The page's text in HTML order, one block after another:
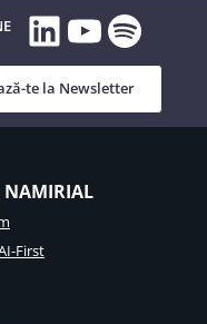
LinkedIn
YouTube
Spotify
te la Newsletter
NAMIRIAL
First